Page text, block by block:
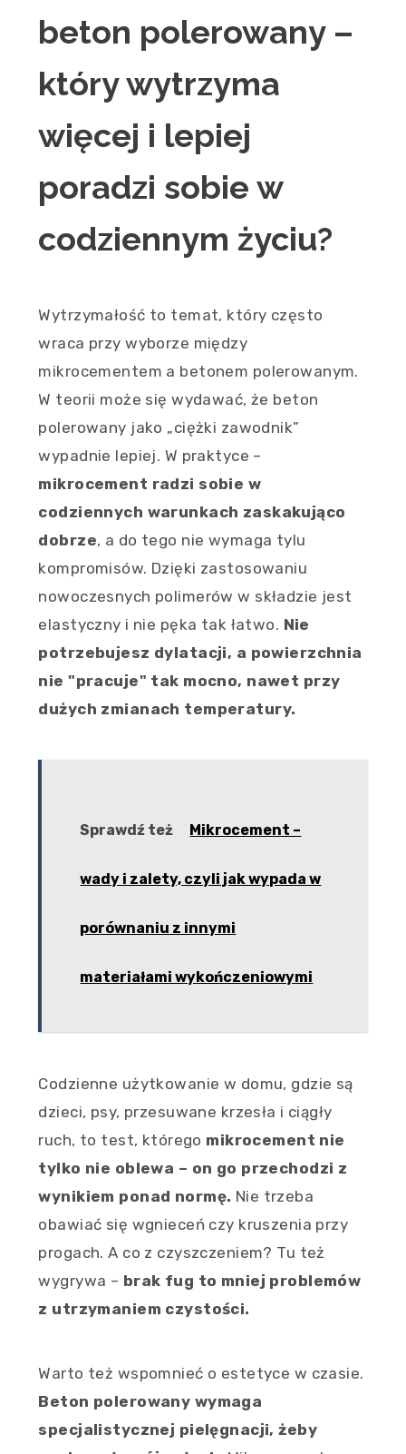
beton polerowany –
który wytrzyma
więcej i lepiej
poradzi sobie w
codziennym życiu?
Wytrzymałość to temat, który często
wraca przy wyborze między
mikrocementem a betonem polerowanym.
W teorii może się wydawać, że beton
polerowany jako „ciężki zawodnik”
wypadnie lepiej. W praktyce –
mikrocement radzi sobie w
codziennych warunkach zaskakująco
dobrze, a do tego nie wymaga tylu
kompromisów. Dzięki zastosowaniu
nowoczesnych polimerów w składzie jest
elastyczny i nie pęka tak łatwo. Nie
potrzebujesz dylatacji, a powierzchnia
nie "pracuje" tak mocno, nawet przy
dużych zmianach temperatury.
Sprawdź też Mikrocement –
wady i zalety, czyli jak wypada w
porównaniu z innymi
materiałami wykończeniowymi
Codzienne użytkowanie w domu, gdzie są
dzieci, psy, przesuwane krzesła i ciągły
ruch, to test, którego mikrocement nie
tylko nie oblewa – on go przechodzi z
wynikiem ponad normę. Nie trzeba
obawiać się wgnieceń czy kruszenia przy
progach. A co z czyszczeniem? Tu też
wygrywa – brak fug to mniej problemów
z utrzymaniem czystości.
Warto też wspomnieć o estetyce w czasie.
Beton polerowany wymaga
specjalistycznej pielęgnacji, żeby